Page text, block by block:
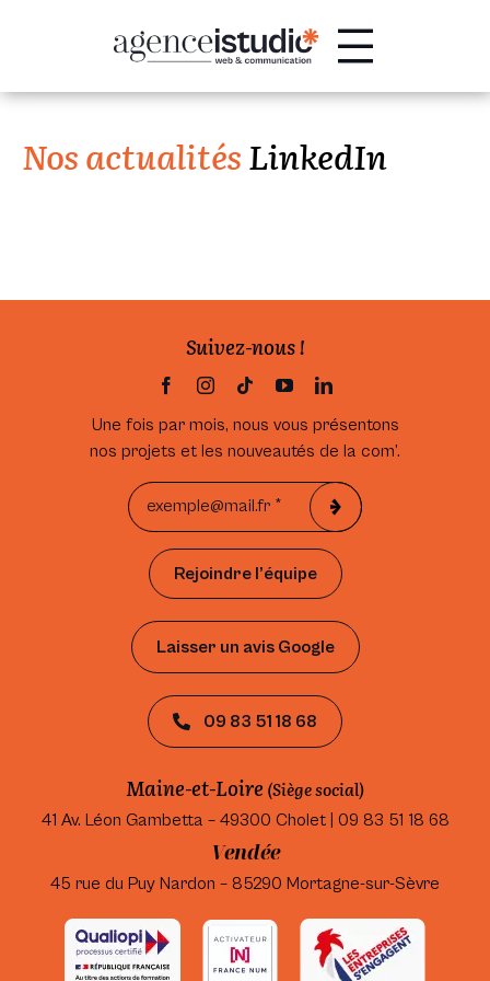
Nos actualitésLinkedIn
Suivez-nous !
Une fois par mois, nous vous présentons
nos projets et les nouveautés de la com’.
Rejoindre l’équipe
Laisser un avis Google
09 83 51 18 68
Maine-et-Loire (Siège social)
41 Av. Léon Gambetta – 49300 Cholet | 09 83 51 18 68
Vendée
45 rue du Puy Nardon – 85290 Mortagne-sur-Sèvre